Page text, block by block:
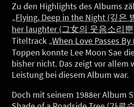
Zu den Highlights des Albums
„Flying, Deep in the Night (깊은
her laughter (그女의 웃음소리뿐
Titeltrack „When Love Passes
Toppen konnte Lee Moon Sae
bisher nicht. Das zeigt vor allem
Leistung bei diesem Album war.
Doch mit seinem 1988er Album